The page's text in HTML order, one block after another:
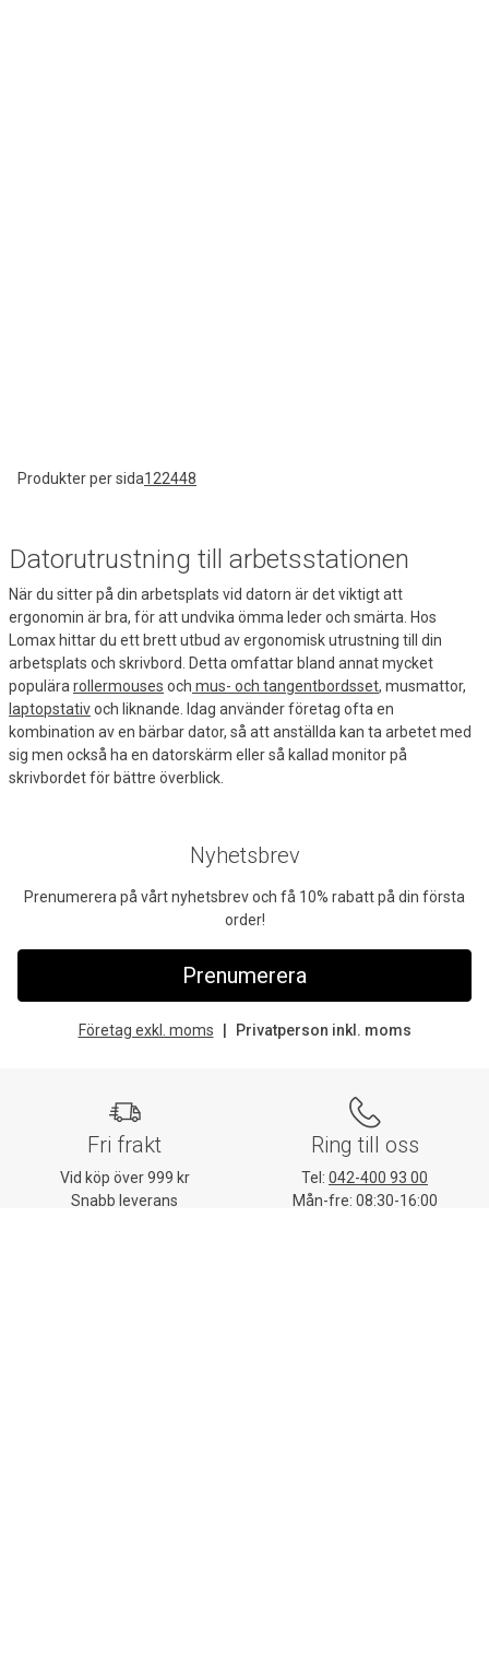
Produkter per sida122448
Datorutrustning till arbetsstationen
När du sitter på din arbetsplats vid datorn är det viktigt att
ergonomin är bra, för att undvika ömma leder och smärta. Hos
Lomax hittar du ett brett utbud av ergonomisk utrustning till din
arbetsplats och skrivbord. Detta omfattar bland annat mycket
populära rollermouses och mus- och tangentbordsset, musmattor,
laptopstativoch liknande. Idag använder företag ofta en
kombination av en bärbar dator, så att anställda kan ta arbetet med
sig men också ha en datorskärm eller så kallad monitor på
skrivbordet för bättre överblick.
Nyhetsbrev
Prenumerera på vårt nyhetsbrev och få 10% rabatt på din första
order!
Prenumerera
Företag exkl. moms Privatperson inkl. moms
Fri frakt
Vid köp över 999 kr
Snabb leverans
Ring till oss
Tel: 042-400 93 00
Mån-fre: 08:30-16:00